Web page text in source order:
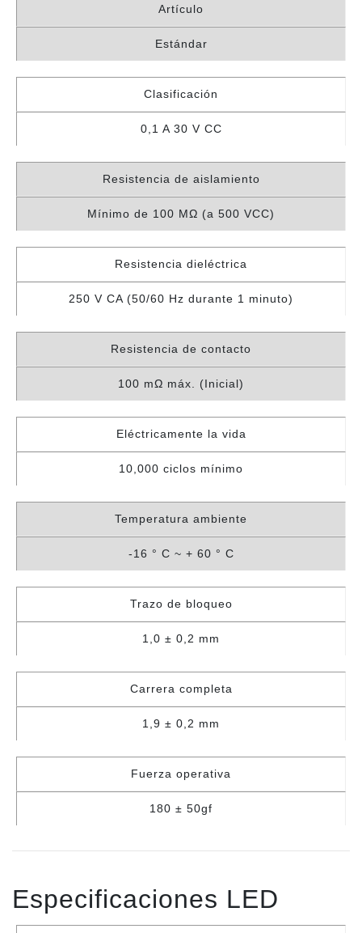
Artículo
Estándar
Clasificación
0,1 A 30 V CC
Resistencia de aislamiento
Mínimo de 100 MΩ (a 500 VCC)
Resistencia dieléctrica
250 V CA (50/60 Hz durante 1 minuto)
Resistencia de contacto
100 mΩ máx. (Inicial)
Eléctricamente la vida
10,000 ciclos mínimo
Temperatura ambiente
-16 ° C ~ + 60 ° C
Trazo de bloqueo
1,0 ± 0,2 mm
Carrera completa
1,9 ± 0,2 mm
Fuerza operativa
180 ± 50gf
Especificaciones LED